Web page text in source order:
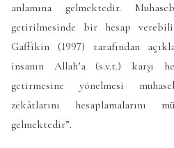
anlamına gelmektedir.
getirilmesinde bir hesap
Gaffikin (1997) tarafından
insanın Allah’a (s.v.t.) karşı
getirmesine yönelmesi
zekâtlarını hesaplamalarını
gelmektedir”.